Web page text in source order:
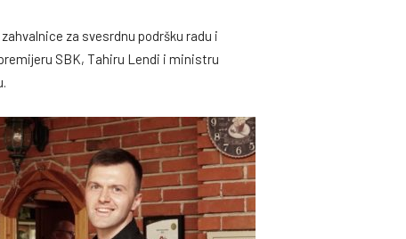
za svesrdnu podršku radu i
SBK, Tahiru Lendi i ministru